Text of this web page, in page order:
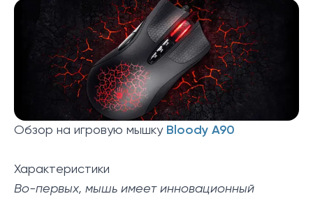
Обзор на игровую мышку Bloody A90
Характеристики
Во-первых, мышь имеет инновационный